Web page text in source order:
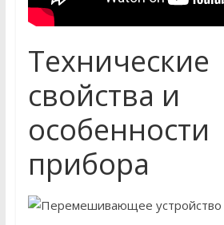
Технические
свойства и
особенности
прибора